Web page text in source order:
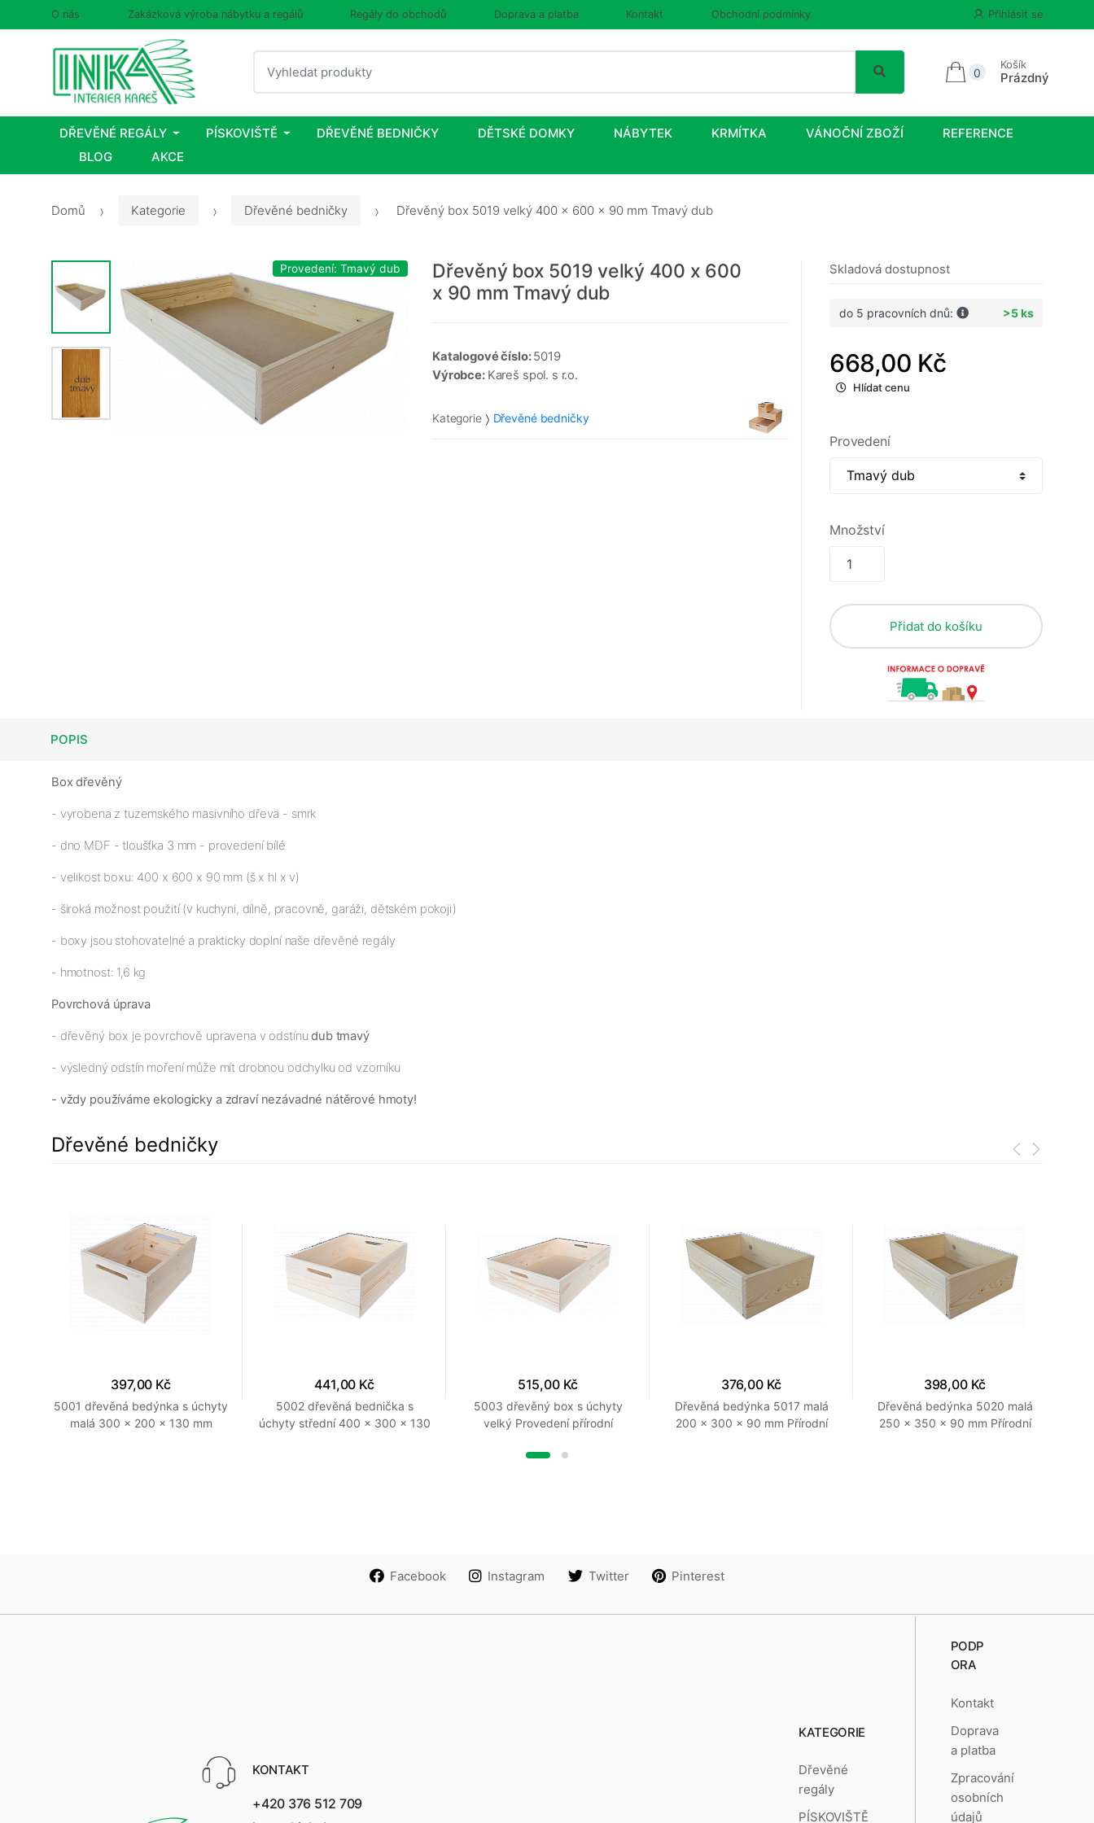
O nás Zakázková výroba nábytku a regálů Regály do obchodů Doprava a platba Kontakt Obchodní podmínky Přihlásit se
Vyhledat
0
Košík
Prázdný
DŘEVĚNÉ REGÁLY PÍSKOVIŠTĚ DŘEVĚNÉ BEDNIČKY DĚTSKÉ DOMKY NÁBYTEK KRMÍTKA VÁNOČNÍ ZBOŽÍ
REFERENCE
BLOG
AKCE
Domů Kategorie Dřevěné bedničky Dřevěný box 5019 velký 400 x 600 x 90 mm Tmavý dub
Provedení: Tmavý dub
Dřevěný box 5019 velký 400 x 600
x 90 mm Tmavý dub
Katalogové číslo:5019
Výrobce: Kareš spol. s r.o.
Kategorie Dřevěné bedničky
Skladová dostupnost
do 5 pracovních dnů: >5 ks
668,00 Kč
Hlídat cenu
Provedení
Množství
Přidat do košíku
POPIS
Box dřevěný
- vyrobena z tuzemského masivního dřeva - smrk
- dno MDF - tloušťka 3 mm - provedení bílé
- velikost boxu: 400 x 600 x 90 mm (š x hl x v)
- široká možnost použití (v kuchyni, dílně, pracovně, garáži, dětském pokoji)
- boxy jsou stohovatelné a prakticky doplní naše dřevěné regály
- hmotnost: 1,6 kg
Povrchová úprava
- dřevěný box je povrchově upravena v odstínudub tmavý
- výsledný odstín moření může mít drobnou odchylku od vzorníku
- vždy používáme ekologicky a zdraví nezávadné nátěrové hmoty!
Dřevěné bedničky
397,00 Kč
5001 dřevěná bedýnka s úchyty
malá 300 x 200 x 130 mm
441,00 Kč
5002 dřevěná bednička s
úchyty střední 400 x 300 x 130
515,00 Kč
5003 dřevěný box s úchyty
velký Provedení přírodní
376,00 Kč
Dřevěná bedýnka 5017 malá
200 x 300 x 90 mm Přírodní
398,00 Kč
Dřevěná bedýnka 5020 malá
250 x 350 x 90 mm Přírodní
Facebook Instagram Twitter Pinterest
KONTAKT
+420 376 512 709
KATEGORIE
Dřevěné
regály
PÍSKOVIŠTĚ
PODP
ORA
Kontakt
Doprava
a platba
Zpracování
osobních
údajů